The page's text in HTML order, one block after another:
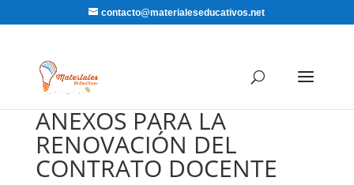
contacto@materialeseducativos.net
ANEXOS PARA LA
RENOVACIÓN DEL
CONTRATO DOCENTE